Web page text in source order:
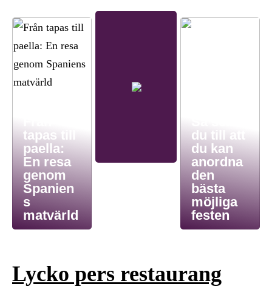
tapas till
paella:
En resa
genom
Spanien
s
matvärld
du till att
du kan
anordna
den
bästa
möjliga
festen
Lycko pers restaurang